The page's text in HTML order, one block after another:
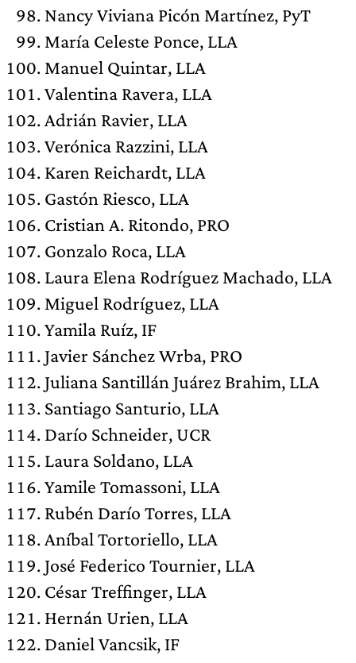
Nancy Viviana Picón Martínez, PyT
María Celeste Ponce, LLA
Manuel Quintar, LLA
Valentina Ravera, LLA
Adrián Ravier, LLA
Verónica Razzini, LLA
Karen Reichardt, LLA
Gastón Riesco, LLA
Cristian A. Ritondo, PRO
Gonzalo Roca, LLA
Laura Elena Rodríguez Machado, LLA
Miguel Rodríguez, LLA
Yamila Ruíz, IF
Javier Sánchez Wrba, PRO
Juliana Santillán Juárez Brahim, LLA
Santiago Santurio, LLA
Darío Schneider, UCR
Laura Soldano, LLA
Yamile Tomassoni, LLA
Rubén Darío Torres, LLA
Aníbal Tortoriello, LLA
José Federico Tournier, LLA
César Treffinger, LLA
Hernán Urien, LLA
Daniel Vancsik, IF